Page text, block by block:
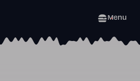
Menu